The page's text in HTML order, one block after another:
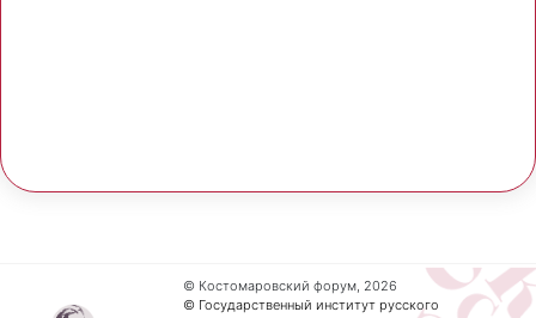
© Костомаровский форум, 2026
© Государственный институт русского